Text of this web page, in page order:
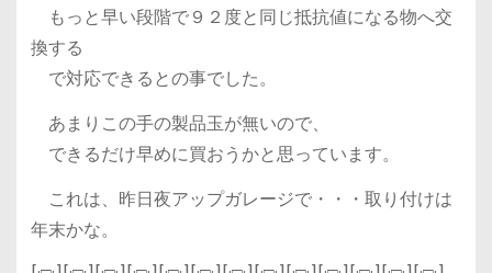
もっと早い段階で９２度と同じ抵抗値になる物へ交
換する
で対応できるとの事でした。
あまりこの手の製品玉が無いので、
できるだけ早めに買おうかと思っています。
これは、昨日夜アップガレージで・・・取り付けは
年末かな。